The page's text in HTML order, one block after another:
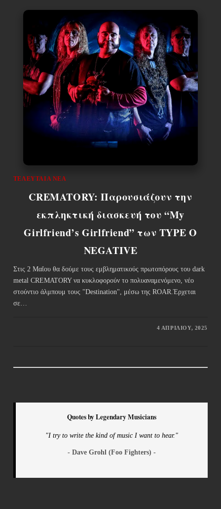
ΤΕΛΕΥΤΑΊΑ ΝΈΑ
CREMATORY: Παρουσιάζουν την
εκπληκτική διασκευή του “My
Girlfriend’s Girlfriend” των TYPE O
NEGATIVE
Στις 2 Μαΐου θα δούμε τους εμβληματικούς πρωτοπόρους του dark
metal CREMATORY να κυκλοφορούν το πολυαναμενόμενο, νέο
στούντιο άλμπουμ τους "Destination", μέσω της ROAR.Έρχεται
σε…
4 ΑΠΡΙΛΊΟΥ, 2025
Quotes by Legendary Musicians
"I try to write the kind of music I want to hear."
- Dave Grohl (Foo Fighters) -